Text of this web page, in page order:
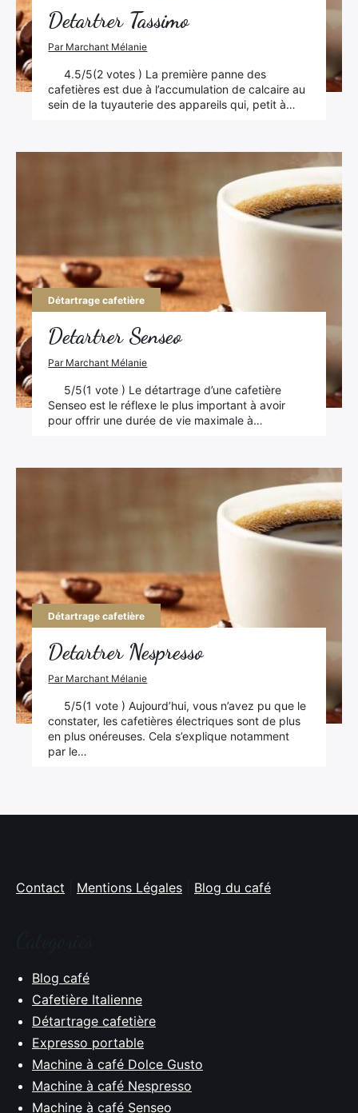
Detartrer Tassimo
Par Marchant Mélanie
4.5/5(2 votes ) La première panne des
cafetières est due à l’accumulation de calcaire au
sein de la tuyauterie des appareils qui, petit à…
Détartrage cafetière
Detartrer Senseo
Par Marchant Mélanie
5/5(1 vote ) Le détartrage d’une cafetière
Senseo est le réflexe le plus important à avoir
pour offrir une durée de vie maximale à…
Détartrage cafetière
Detartrer Nespresso
Par Marchant Mélanie
5/5(1 vote ) Aujourd’hui, vous n’avez pu que le
constater, les cafetières électriques sont de plus
en plus onéreuses. Cela s’explique notamment
par le…
Contact Mentions Légales Blog du café
Blog café
Cafetière Italienne
Détartrage cafetière
Expresso portable
Machine à café Dolce Gusto
Machine à café Nespresso
Machine à café Senseo